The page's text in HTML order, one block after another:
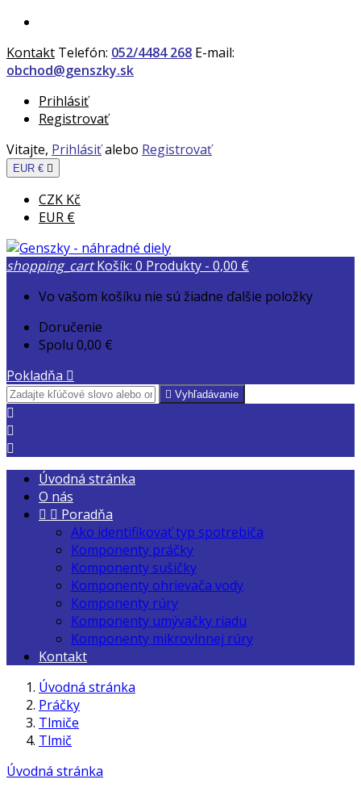
Kontakt Telefón: 052/4484 268 E-mail:
obchod@genszky.sk
Prihlásiť
Registrovať
Vitajte, Prihlásiťalebo Registrovať
EUR € 
CZK Kč
EUR €
shopping_cart Košík: 0 Produkty - 0,00 €
Vo vašom košíku nie sú žiadne ďalšie položky
Doručenie
Spolu 0,00 €
Pokladňa 
 Vyhľadávanie



Úvodná stránka
O nás
  Poradňa
Ako identifikovať typ spotrebiča
Komponenty práčky
Komponenty sušičky
Komponenty ohrievača vody
Komponenty rúry
Komponenty umývačky riadu
Komponenty mikrovlnnej rúry
Kontakt
Úvodná stránka
Práčky
Tlmiče
Tlmič
Úvodná stránka